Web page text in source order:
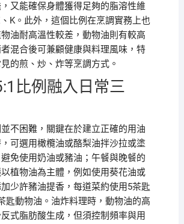
又能確保身體獲得足夠的脂溶性維
K。此外，這個比例在烹調實務上也
油耐高溫性較差，動物油則有較高
混合後可兼顧健康與料理風味，特
的煎、炒、炸等烹調方式。
比例融入日常三
不困難，關鍵在於建立正確的用油
可選用橄欖油或酪梨油拌沙拉或塗
免使用奶油或豬油；午餐與晚餐的
植物油為主體，例如使用葵花油或
少許豬油提香，每道菜約使用5茶匙
匙動物油。油炸料理時，動物油的高
式脂肪酸生成，但須控制頻率與用